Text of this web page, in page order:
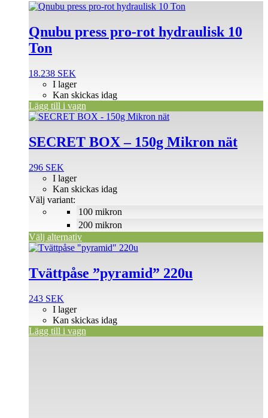
Qnubu press pro-rot hydraulisk 10
Ton
18.238 SEK
I lager
Kan skickas idag
Lägg till i vagn
SECRET BOX – 150g Mikron nät
296 SEK
100 mikron
200 mikron
I lager
Kan skickas idag
Välj variant:
Välj alternativ
Den
produkten
har
varianter.
olika
alternativen
på
produktsidan
Tvättpåse ”pyramid” 220u
243 SEK
I lager
Kan skickas idag
Lägg till i vagn